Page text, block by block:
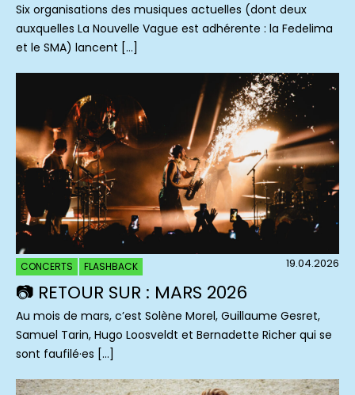
Six organisations des musiques actuelles (dont deux
auxquelles La Nouvelle Vague est adhérente : la Fedelima
et le SMA) lancent […]
CONCERTS FLASHBACK 19.04.2026
📷 RETOUR SUR : MARS 2026
Au mois de mars, c’est Solène Morel, Guillaume Gesret,
Samuel Tarin, Hugo Loosveldt et Bernadette Richer qui se
sont faufilé·es […]